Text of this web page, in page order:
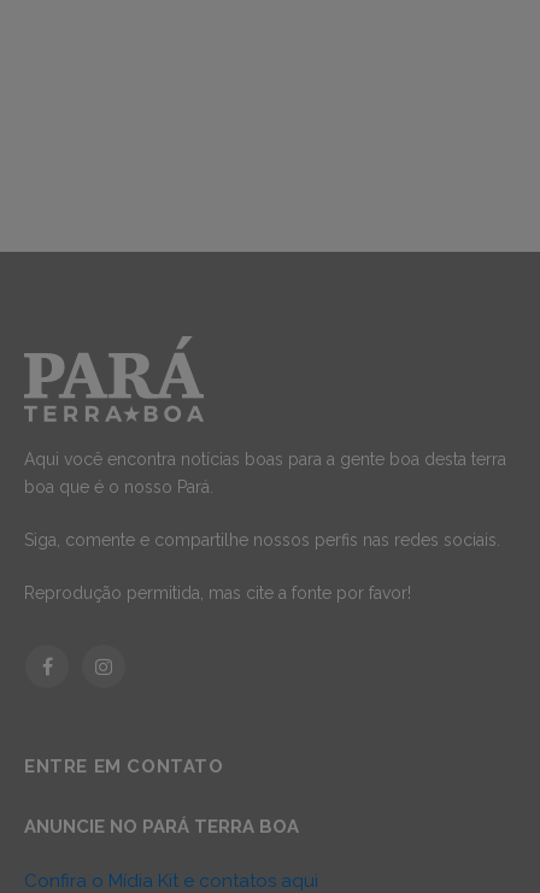
Aqui você encontra notícias boas para a gente boa desta terra
boa que é o nosso Pará.
Siga, comente e compartilhe nossos perfis nas redes sociais.
Reprodução permitida, mas cite a fonte por favor!
FacebookInstagram
ENTRE EM CONTATO
ANUNCIE NO PARÁ TERRA BOA
Confira o Mídia Kit e contatos aqui